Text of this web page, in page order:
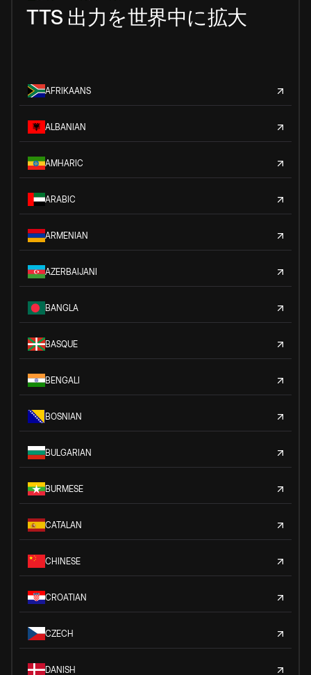
TTS 出力を世界中に拡大
AFRIKAANS
ALBANIAN
AMHARIC
ARABIC
ARMENIAN
AZERBAIJANI
BANGLA
BASQUE
BENGALI
BOSNIAN
BULGARIAN
BURMESE
CATALAN
CHINESE
CROATIAN
CZECH
DANISH